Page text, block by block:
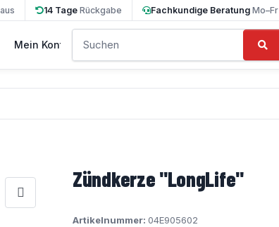
14 TageRückgabe Fachkundige BeratungMo–Fr
Mein Konto
Zündkerze "LongLife"
Artikelnummer: 04E905602